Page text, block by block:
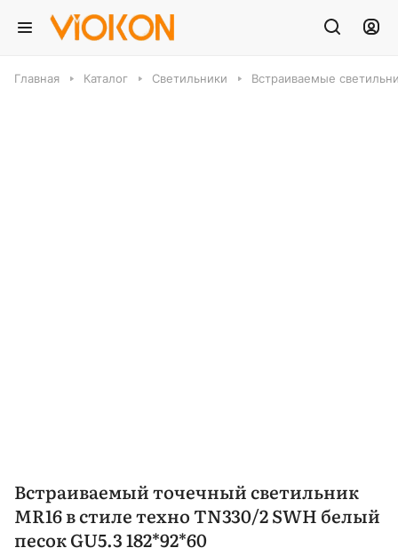
Главная Каталог Светильники Встраиваемые
Встраиваемый точечный светильник
MR16 в стиле техно TN330/2 SWH белый
песок GU5.3 182*92*60